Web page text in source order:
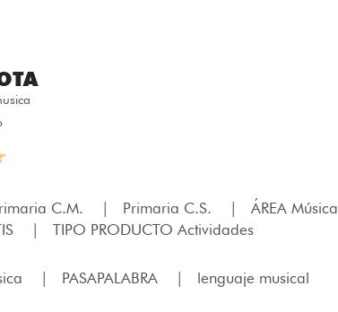
C.M. Primaria C.S. ÁREA Música
TIPO PRODUCTO Actividades
PASAPALABRA lenguaje musical